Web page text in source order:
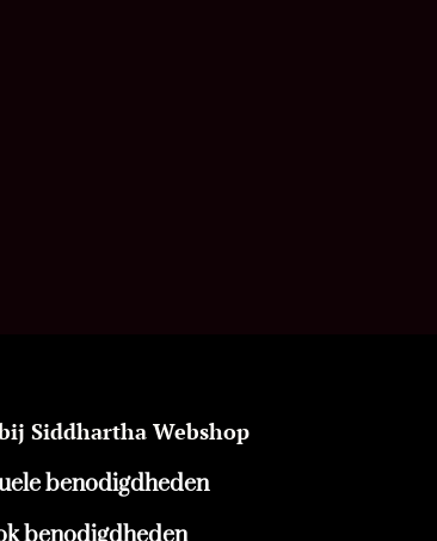
Siddhartha Webshop
benodigdheden